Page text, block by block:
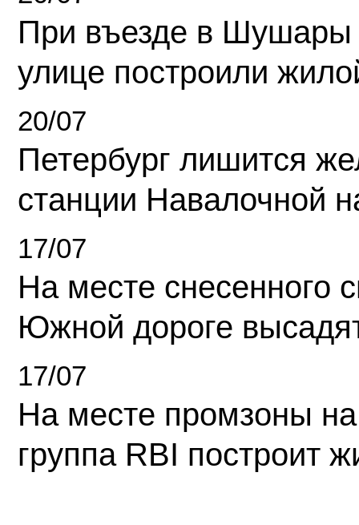
При въезде в Шушары
улице построили
20/07
Петербург лишится
станции Навалочной
17/07
На месте снесенного
Южной дороге
17/07
На месте промзоны
группа RBI построит